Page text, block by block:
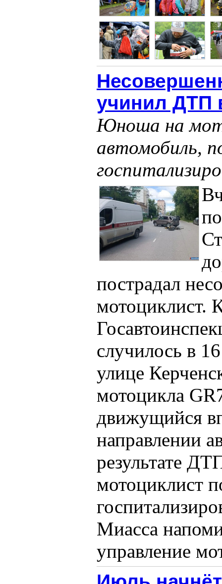
учинил ДТП
Юноша на
автомобиль,
пострадал
мотоциклист.
случилось в
улице
мотоцикла
движущийся
направлении
результате
мотоциклист
Миасса
управление